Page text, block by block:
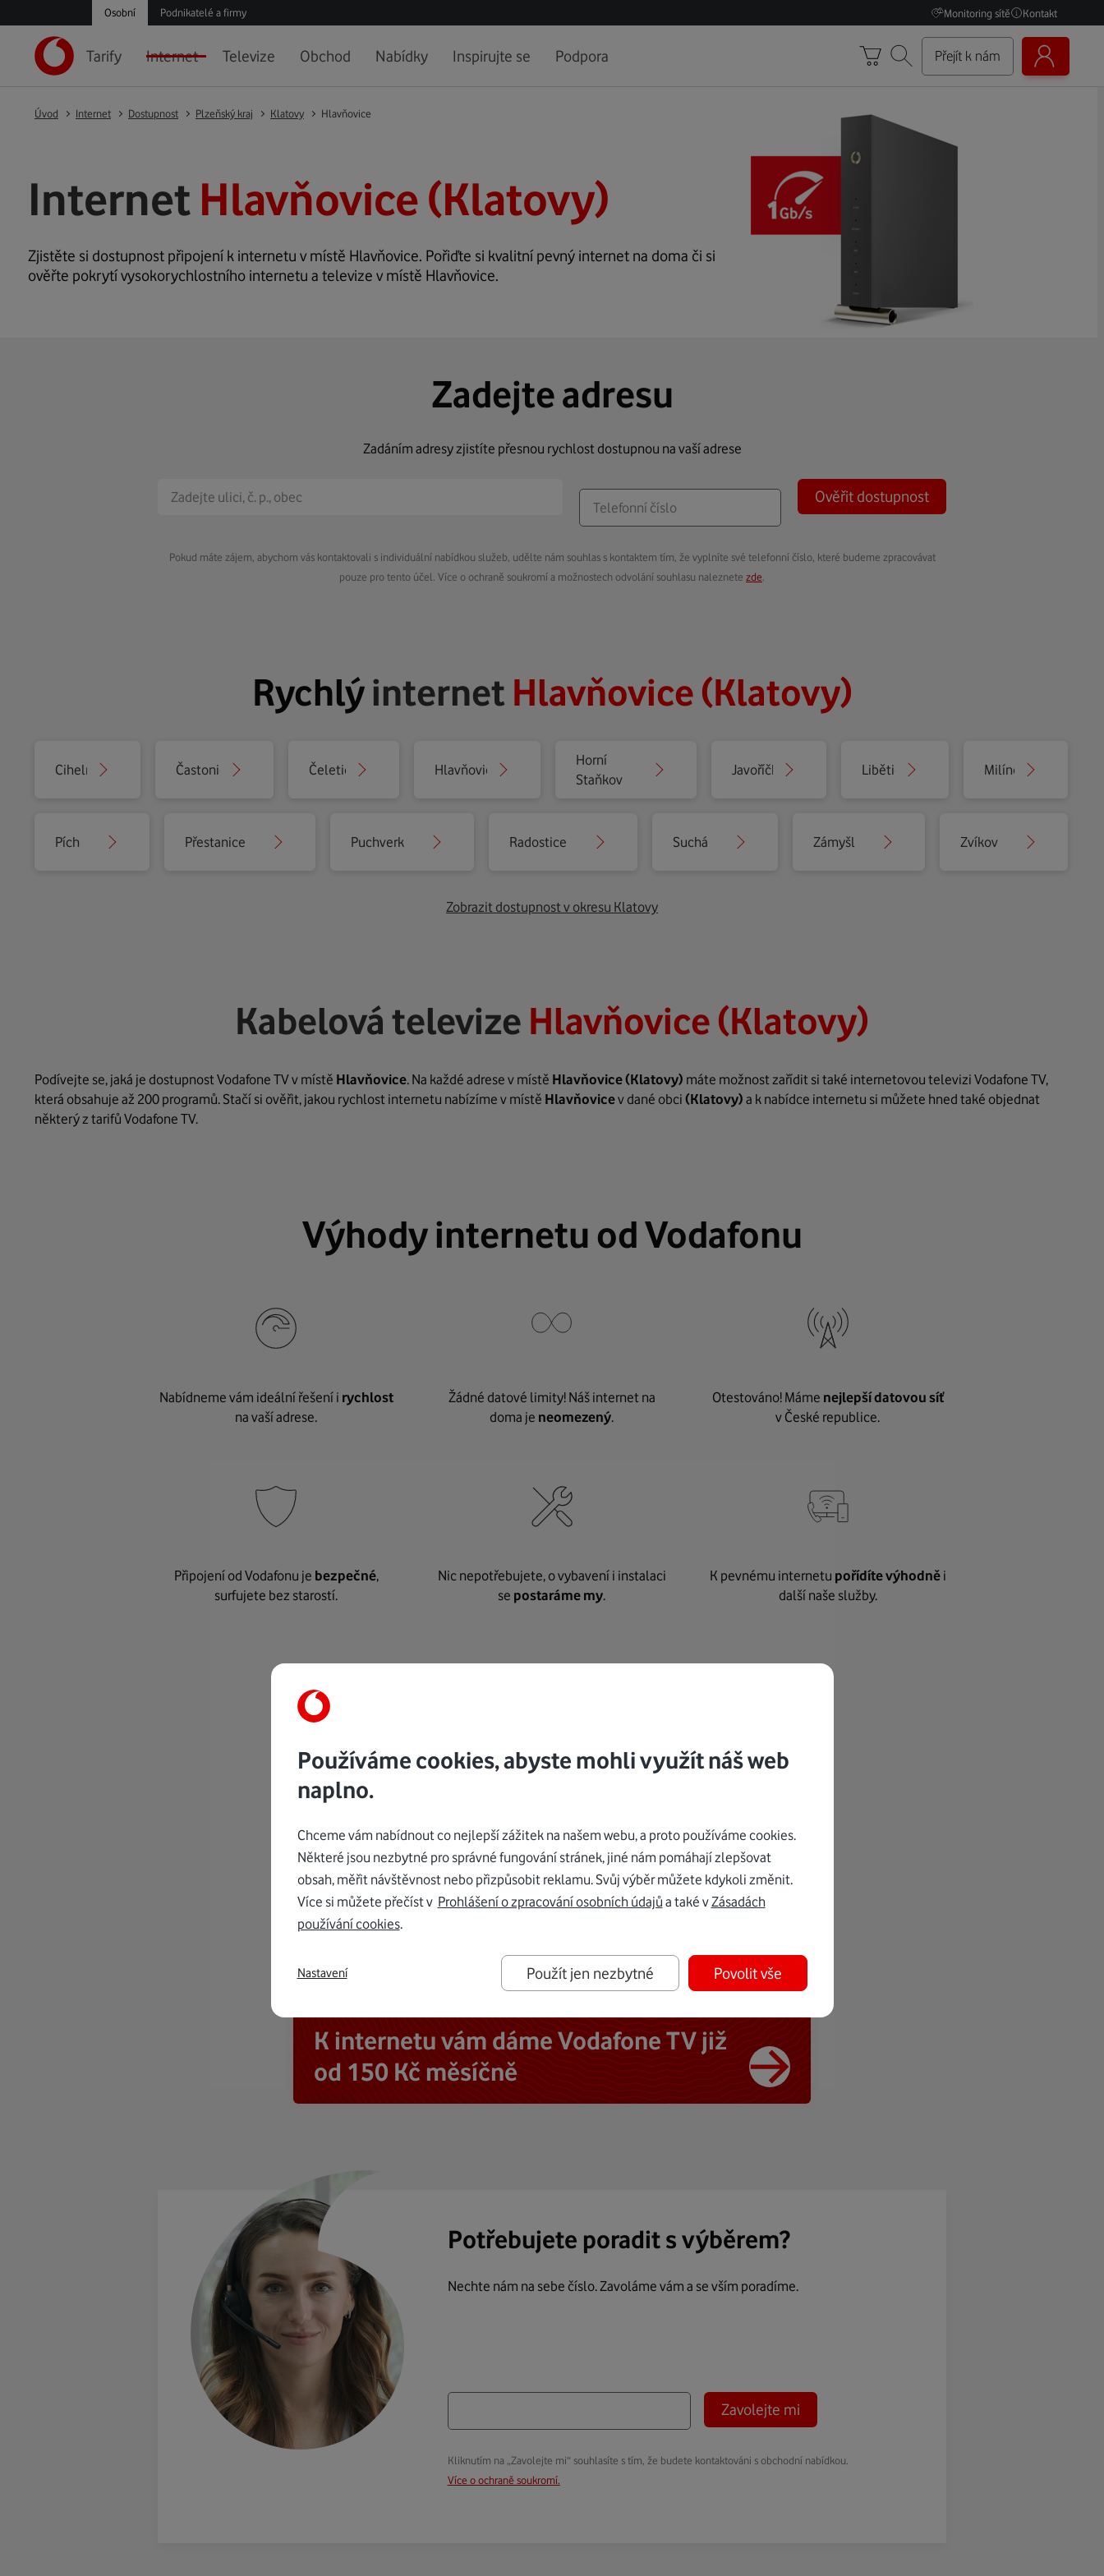
Osobní Podnikatelé a firmy Monitoring sítě Kontakt
Tarify Internet Televize Obchod Nabídky Inspirujte se Podpora Přejít k nám
Úvod Internet Dostupnost Plzeňský kraj Klatovy Hlavňovice
Internet Hlavňovice (Klatovy)
Zjistěte si dostupnost připojení k internetu v místě Hlavňovice. Pořiďte si kvalitní pevný internet na doma či si
ověřte pokrytí vysokorychlostního internetu a televize v místě Hlavňovice.
Zadejte adresu
Zadáním adresy zjistíte přesnou rychlost dostupnou na vaší adrese
Ověřit dostupnost
Pokud máte zájem, abychom vás kontaktovali s individuální nabídkou služeb, udělte nám souhlas s kontaktem tím, že vyplníte své telefonní číslo, které budeme zpracovávat
pouze pro tento účel. Více o ochraně soukromí a možnostech odvolání souhlasu naleznete zde
Rychlýinternet Hlavňovice (Klatovy)
Cihelna Častonice Čeletice Hlavňovice
Horní
Staňkov
Javoříčko Libětice Milínov
Pích Přestanice Puchverk Radostice Suchá Zámyšl Zvíkov
Zobrazit dostupnost v okresu Klatovy
Kabelová televize Hlavňovice (Klatovy)
Podívejte se, jaká je dostupnost Vodafone TV v místě Hlavňovice. Na každé adrese v místě Hlavňovice(Klatovy) máte možnost zařídit si také internetovou televizi Vodafone TV,
která obsahuje až 200 programů. Stačí si ověřit, jakou rychlost internetu nabízíme v místě Hlavňovicev dané obci (Klatovy) a k nabídce internetu si můžete hned také objednat
některý z tarifů Vodafone TV.
Výhody internetu od Vodafonu
Nabídneme vám ideální řešení i rychlost
na vaší adrese.
Žádné datové limity! Náš internet na
doma je neomezený.
Otestováno! Máme nejlepší datovou síť
v České republice.
Připojení od Vodafonu je bezpečné,
surfujete bez starostí.
Nic nepotřebujete, o vybavení i instalaci
se postaráme my.
K pevnému internetu pořídíte výhodněi
další naše služby.
K internetu vám dáme Vodafone TV již
od 150 Kč měsíčně
Potřebujete poradit s výběrem?
Nechte nám na sebe číslo. Zavoláme vám a se vším poradíme.
Zavolejte mi
Kliknutím na „Zavolejte mi“ souhlasíte s tím, že budete kontaktováni s obchodní nabídkou.
Více o ochraně soukromí.
Používáme cookies, abyste mohli využít náš web
naplno.
Chceme vám nabídnout co nejlepší zážitek na našem webu, a proto používáme cookies.
Některé jsou nezbytné pro správné fungování stránek, jiné nám pomáhají zlepšovat
obsah, měřit návštěvnost nebo přizpůsobit reklamu. Svůj výběr můžete kdykoli změnit.
Více si můžete přečíst v Prohlášení o zpracování osobních údajů a také vZásadách
používání cookies.
Použít jen nezbytné Povolit vše
Nastavení